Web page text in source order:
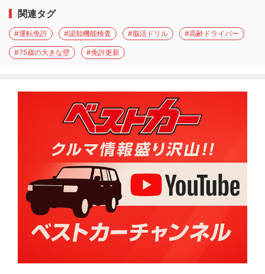
関連タグ
#運転免許 #認知機能検査 #脳活ドリル #高齢ドライバー
#75歳の大きな壁 #免許更新